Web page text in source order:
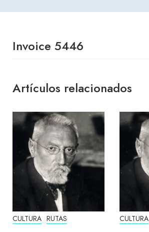
Invoice 5446
Artículos relacionados
CULTURA RUTAS CULTURA